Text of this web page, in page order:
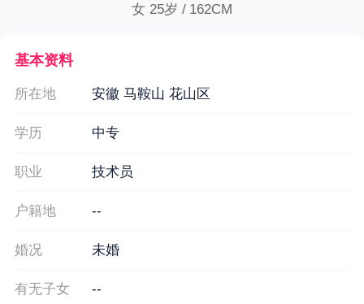
女 25岁 / 162CM
基本资料
所在地 安徽 马鞍山 花山区
学历 中专
职业 技术员
户籍地 --
婚况 未婚
有无子女 --